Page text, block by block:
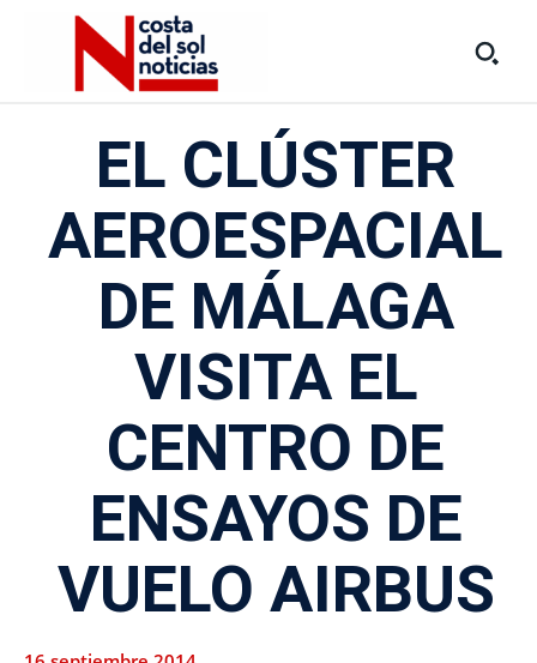
EL CLÚSTER
AEROESPACIAL
DE MÁLAGA
VISITA EL
CENTRO DE
ENSAYOS DE
VUELO AIRBUS